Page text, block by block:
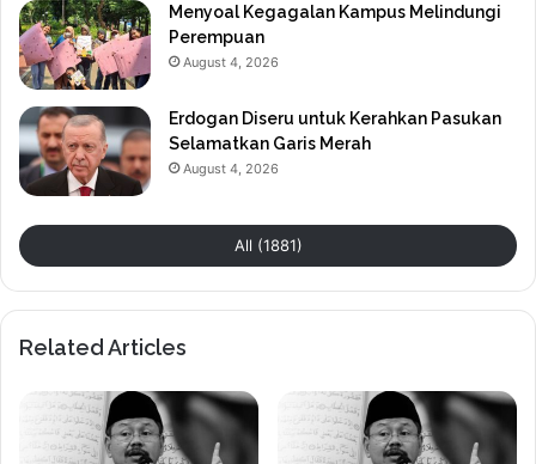
Menyoal Kegagalan Kampus Melindungi
Perempuan
August 4, 2026
Erdogan Diseru untuk Kerahkan Pasukan
Selamatkan Garis Merah
August 4, 2026
All (1881)
Related Articles